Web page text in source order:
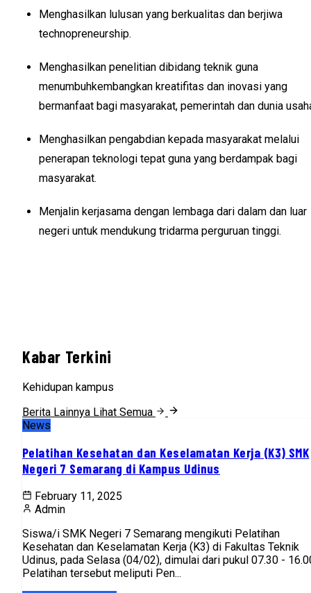
Menghasilkan lulusan yang berkualitas dan berjiwa
technopreneurship.
Menghasilkan penelitian dibidang teknik guna
menumbuhkembangkan kreatifitas dan inovasi yang
bermanfaat bagi masyarakat, pemerintah dan dunia
Menghasilkan pengabdian kepada masyarakat melalui
penerapan teknologi tepat guna yang berdampak bagi
masyarakat.
Menjalin kerjasama dengan lembaga dari dalam dan luar
negeri untuk mendukung tridarma perguruan tinggi.
Kabar Terkini
Kehidupan kampus
Berita Lainnya Lihat Semua
News
Pelatihan Kesehatan dan Keselamatan Kerja (K3) SMK
Negeri 7 Semarang di Kampus Udinus
February 11, 2025
Admin
Siswa/i SMK Negeri 7 Semarang mengikuti Pelatihan
Kesehatan dan Keselamatan Kerja (K3) di Fakultas Teknik
Udinus, pada Selasa (04/02), dimulai dari pukul 07.30 -
Pelatihan tersebut meliputi Pen...